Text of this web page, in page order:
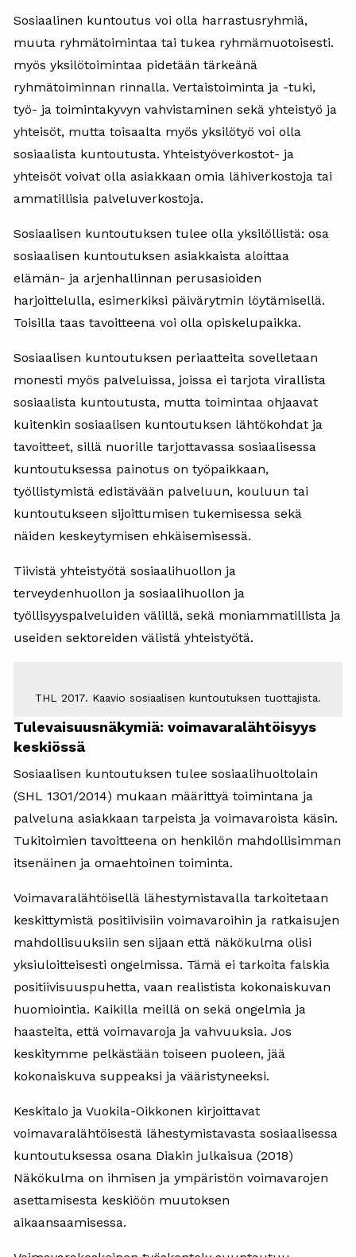
Sosiaalinen kuntoutus voi olla harrastusryhmiä,
muuta ryhmätoimintaa tai tukea ryhmämuotoisesti.
myös yksilötoimintaa pidetään tärkeänä
ryhmätoiminnan rinnalla. Vertaistoiminta ja -tuki,
työ- ja toimintakyvyn vahvistaminen sekä yhteistyö ja
yhteisöt, mutta toisaalta myös yksilötyö voi olla
sosiaalista kuntoutusta. Yhteistyöverkostot- ja
yhteisöt voivat olla asiakkaan omia lähiverkostoja tai
ammatillisia palveluverkostoja.
Sosiaalisen kuntoutuksen tulee olla yksilöllistä: osa
sosiaalisen kuntoutuksen asiakkaista aloittaa
elämän- ja arjenhallinnan perusasioiden
harjoittelulla, esimerkiksi päivärytmin löytämisellä.
Toisilla taas tavoitteena voi olla opiskelupaikka.
Sosiaalisen kuntoutuksen periaatteita sovelletaan
monesti myös palveluissa, joissa ei tarjota virallista
sosiaalista kuntoutusta, mutta toimintaa ohjaavat
kuitenkin sosiaalisen kuntoutuksen lähtökohdat ja
tavoitteet, sillä nuorille tarjottavassa sosiaalisessa
kuntoutuksessa painotus on työpaikkaan,
työllistymistä edistävään palveluun, kouluun tai
kuntoutukseen sijoittumisen tukemisessa sekä
näiden keskeytymisen ehkäisemisessä.
Tiivistä yhteistyötä sosiaalihuollon ja
terveydenhuollon ja sosiaalihuollon ja
työllisyyspalveluiden välillä, sekä moniammatillista ja
useiden sektoreiden välistä yhteistyötä.
THL 2017. Kaavio sosiaalisen kuntoutuksen tuottajista.
Tulevaisuusnäkymiä: voimavaralähtöisyys
keskiössä
Sosiaalisen kuntoutuksen tulee sosiaalihuoltolain
(SHL 1301/2014) mukaan määrittyä toimintana ja
palveluna asiakkaan tarpeista ja voimavaroista käsin.
Tukitoimien tavoitteena on henkilön mahdollisimman
itsenäinen ja omaehtoinen toiminta.
Voimavaralähtöisellä lähestymistavalla tarkoitetaan
keskittymistä positiivisiin voimavaroihin ja ratkaisujen
mahdollisuuksiin sen sijaan että näkökulma olisi
yksiuloitteisesti ongelmissa. Tämä ei tarkoita falskia
positiivisuuspuhetta, vaan realistista kokonaiskuvan
huomiointia. Kaikilla meillä on sekä ongelmia ja
haasteita, että voimavaroja ja vahvuuksia. Jos
keskitymme pelkästään toiseen puoleen, jää
kokonaiskuva suppeaksi ja vääristyneeksi.
Keskitalo ja Vuokila-Oikkonen kirjoittavat
voimavaralähtöisestä lähestymistavasta sosiaalisessa
kuntoutuksessa osana Diakin julkaisua (2018)
Näkökulma on ihmisen ja ympäristön voimavarojen
asettamisesta keskiöön muutoksen
aikaansaamisessa.